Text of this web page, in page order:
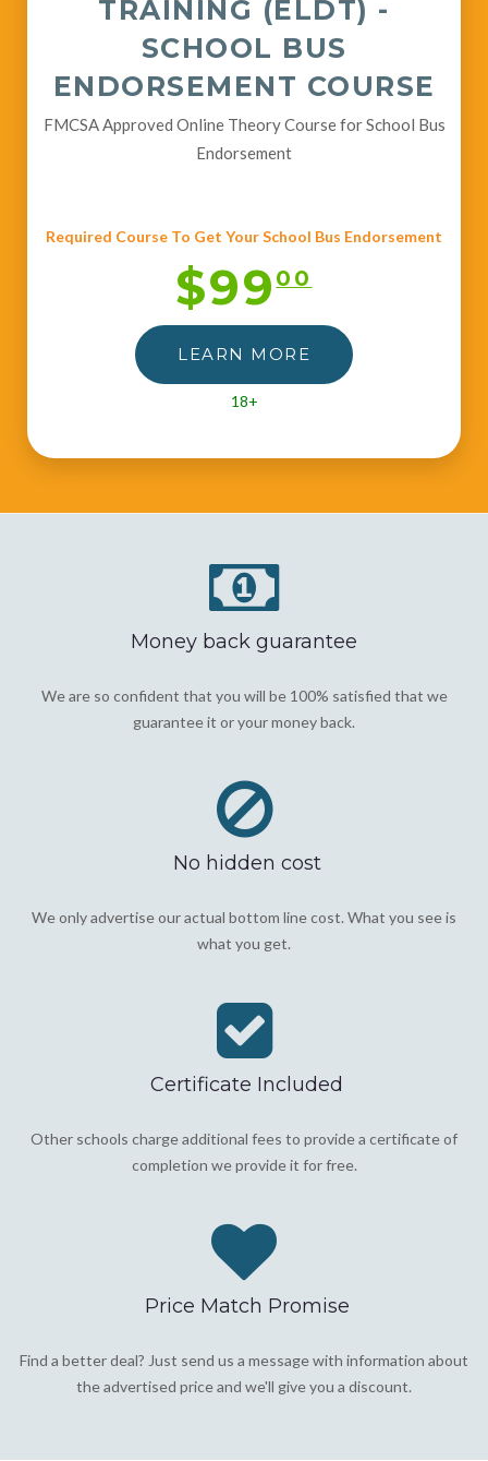
TRAINING (ELDT) -
SCHOOL BUS
ENDORSEMENT COURSE
FMCSA Approved Online Theory Course for School Bus
Endorsement
Required Course To Get Your School Bus Endorsement
$9900
LEARN MORE
18+
Money back guarantee
We are so confident that you will be 100% satisfied that we
guarantee it or your money back.
No hidden cost
We only advertise our actual bottom line cost. What you see is
what you get.
Certificate Included
Other schools charge additional fees to provide a certificate of
completion we provide it for free.
Price Match Promise
Find a better deal? Just send us a message with information about
the advertised price and we'll give you a discount.